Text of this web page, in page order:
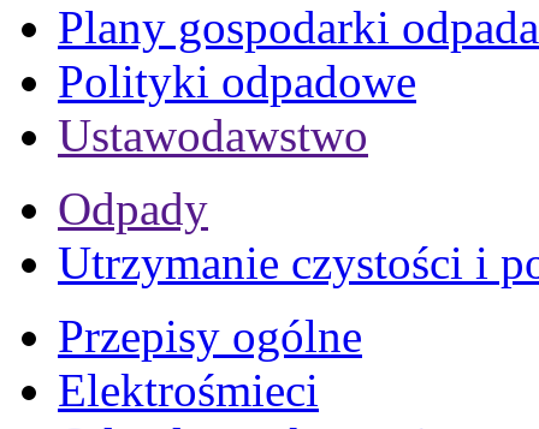
Plany gospodarki
Polityki odpadowe
Ustawodawstwo
Odpady
Utrzymanie czystości i
Przepisy ogólne
Elektrośmieci